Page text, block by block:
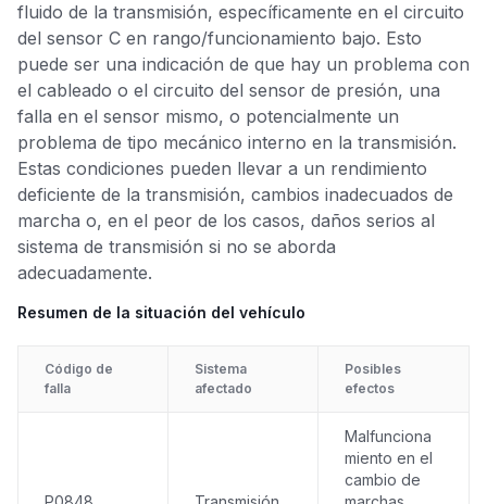
fluido de la transmisión, específicamente en el circuito
del sensor C en rango/funcionamiento bajo. Esto
puede ser una indicación de que hay un problema con
el cableado o el circuito del sensor de presión, una
falla en el sensor mismo, o potencialmente un
problema de tipo mecánico interno en la transmisión.
Estas condiciones pueden llevar a un rendimiento
deficiente de la transmisión, cambios inadecuados de
marcha o, en el peor de los casos, daños serios al
sistema de transmisión si no se aborda
adecuadamente.
Resumen de la situación del vehículo
Código de
falla
Sistema
afectado
Posibles
efectos
Malfunciona
miento en el
cambio de